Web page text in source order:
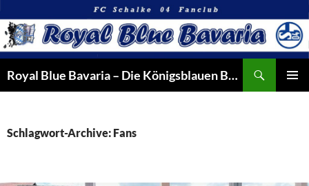
Royal Blue Bavaria – Die Königsblauen Bayern
Schlagwort-Archive: Fans